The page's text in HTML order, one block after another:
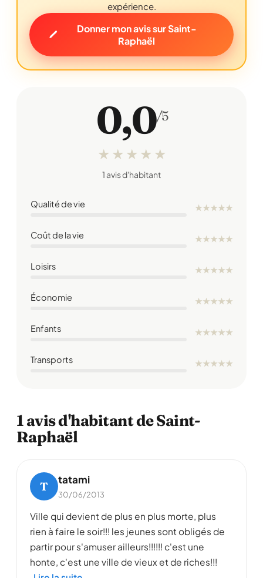
expérience.
Donner mon avis sur Saint-
Raphaël
0,0/5
★ ★ ★ ★ ★
1 avis d'habitant
Qualité de vie ★★★★★
Coût de la vie ★★★★★
Loisirs ★★★★★
Économie ★★★★★
Enfants ★★★★★
Transports ★★★★★
1 avis d'habitant de Saint-
Raphaël
T tatami
30/06/2013
Ville qui devient de plus en plus morte, plus
rien à faire le soir!!! les jeunes sont obligés de
partir pour s'amuser ailleurs!!!!!! c'est une
honte, c'est une ville de vieux et de riches!!!